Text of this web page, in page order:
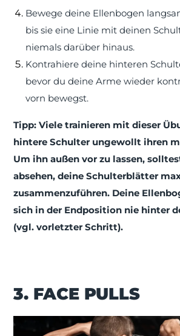
Bewege deine Ellenbogen
bis sie eine Linie mit deinen
niemals darüber hinaus.
Kontrahiere deine hinteren
bevor du deine Arme wieder
vorn bewegst.
Tipp: Viele trainieren mit dieser
hintere Schulter ungewollt ihren
Um ihn außen vor zu lassen,
absehen, deine Schulterblätter
zusammenzuführen. Deine
sich in der Endposition nie hinter
(vgl. vorletzter Schritt).
3. FACE PULLS